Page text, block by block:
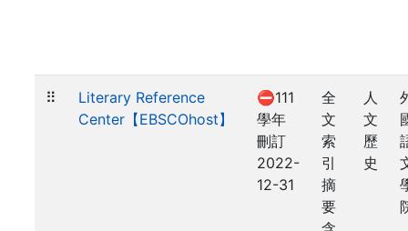
⠿
Literary Reference
Center【EBSCOhost】
⛔111
學年
刪訂
2022-
12-31
全
文
索
引
摘
要
人
文
歷
史